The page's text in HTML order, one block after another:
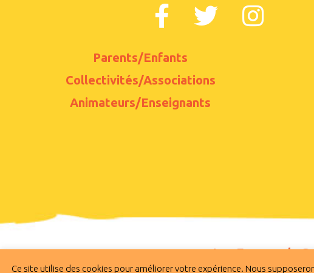
Parents/Enfants
Collectivités/Associations
Animateurs/Enseignants
Ce site utilise des cookies pour améliorer votre expérience. Nous
Les Francas du
Copyright © 2020 Les Francas du Gard -